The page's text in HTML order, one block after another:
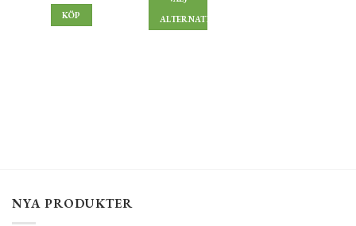
KÖP
ALTERNATIV
NYA PRODUKTER